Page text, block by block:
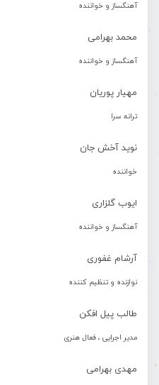
آهنگساز و خواننده
محمد بهرامی
آهنگساز و خواننده
مهیار پوریان
ترانه سرا
نوید آخش جان
خواننده
ایوب گلزاری
آهنگساز و خواننده
آرشام غفوری
نوازنده و تنظیم کننده
طالب پیل افکن
مدیر اجرایی ، فعال هنری
مهدی بهرامی